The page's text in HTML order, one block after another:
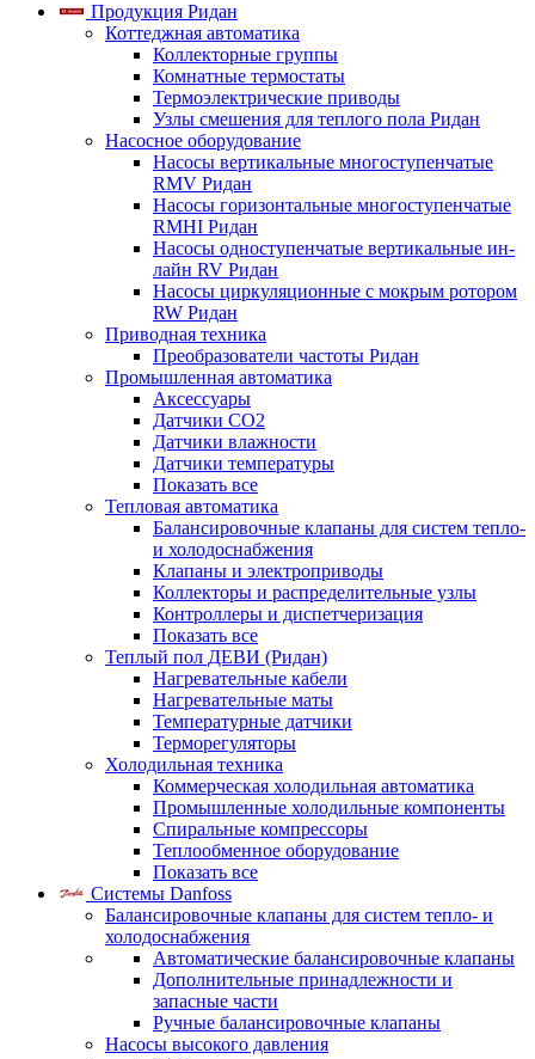
Продукция Ридан
Коттеджная автоматика
Коллекторные группы
Комнатные термостаты
Термоэлектрические приводы
Узлы смешения для теплого пола Ридан
Насосное оборудование
Насосы вертикальные многоступенчатые
RMV Ридан
Насосы горизонтальные многоступенчатые
RMHI Ридан
Насосы одноступенчатые вертикальные ин-
лайн RV Ридан
Насосы циркуляционные с мокрым ротором
RW Ридан
Приводная техника
Преобразователи частоты Ридан
Промышленная автоматика
Аксессуары
Датчики CO2
Датчики влажности
Датчики температуры
Показать все
Тепловая автоматика
Балансировочные клапаны для систем тепло-
и холодоснабжения
Клапаны и электроприводы
Коллекторы и распределительные узлы
Контроллеры и диспетчеризация
Показать все
Теплый пол ДЕВИ (Ридан)
Нагревательные кабели
Нагревательные маты
Температурные датчики
Терморегуляторы
Холодильная техника
Коммерческая холодильная автоматика
Промышленные холодильные компоненты
Спиральные компрессоры
Теплообменное оборудование
Показать все
Системы Danfoss
Балансировочные клапаны для систем тепло- и
холодоснабжения
Автоматические балансировочные клапаны
Дополнительные принадлежности и
запасные части
Ручные балансировочные клапаны
Насосы высокого давления